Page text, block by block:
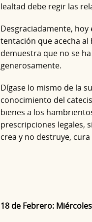
lealtad debe regir las
Desgraciadamente,
tentación que acecha al
demuestra que no se
generosamente.
Dígase lo mismo de la
conocimiento del
bienes a los
prescripciones legales,
crea y no destruye,
18 de Febrero: